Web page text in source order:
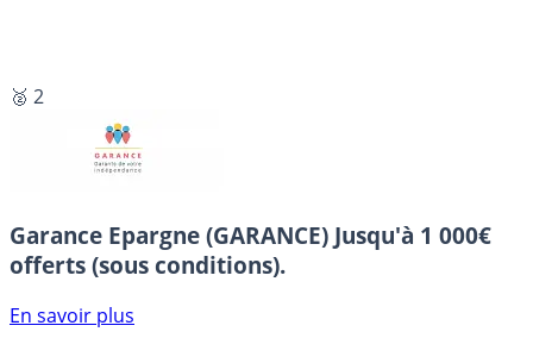
🥈 2
Garance Epargne (GARANCE) Jusqu'à 1 000€
offerts (sous conditions).
En savoir plus